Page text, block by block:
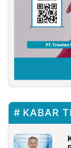
KABAR